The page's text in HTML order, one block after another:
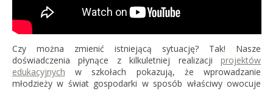
Czy można zmienić istniejącą sytuację? Tak! Nasze
doświadczenia płynące z kilkuletniej realizacjiprojektów
edukacyjnych w szkołach pokazują, że wprowadzanie
młodzieży w świat gospodarki w sposób właściwy owocuje